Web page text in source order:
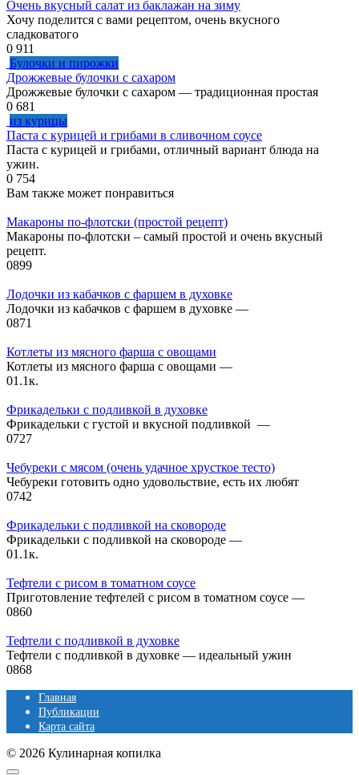
Очень вкусный салат из баклажан на зиму
Хочу поделится с вами рецептом, очень вкусного
сладковатого
0 911
Булочки и пирожки
Дрожжевые булочки с сахаром
Дрожжевые булочки с сахаром — традиционная простая
0 681
из курицы
Паста с курицей и грибами в сливочном соусе
Паста с курицей и грибами, отличный вариант блюда на
ужин.
0 754
Вам также может понравиться
Макароны по-флотски (простой рецепт)
Макароны по-флотски – самый простой и очень вкусный
рецепт.
0899
Лодочки из кабачков с фаршем в духовке
Лодочки из кабачков с фаршем в духовке —
0871
Котлеты из мясного фарша с овощами
Котлеты из мясного фарша с овощами —
01.1к.
Фрикадельки с подливкой в духовке
Фрикадельки с густой и вкусной подливкой —
0727
Чебуреки с мясом (очень удачное хрусткое тесто)
Чебуреки готовить одно удовольствие, есть их любят
0742
Фрикадельки с подливкой на сковороде
Фрикадельки с подливкой на сковороде —
01.1к.
Тефтели с рисом в томатном соусе
Приготовление тефтелей с рисом в томатном соусе —
0860
Тефтели с подливкой в духовке
Тефтели с подливкой в духовке — идеальный ужин
0868
Главная
Публикации
Карта сайта
© 2026 Кулинарная копилка